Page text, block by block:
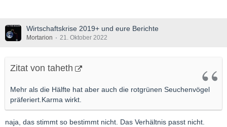
Wirtschaftskrise 2019+ und eure Berichte
Mortarion 21. Oktober 2022
Zitat von taheth
Mehr als die Hälfte hat aber auch die rotgrünen Seuchenvögel
präferiert.Karma wirkt.
naja, das stimmt so bestimmt nicht. Das Verhältnis passt nicht.